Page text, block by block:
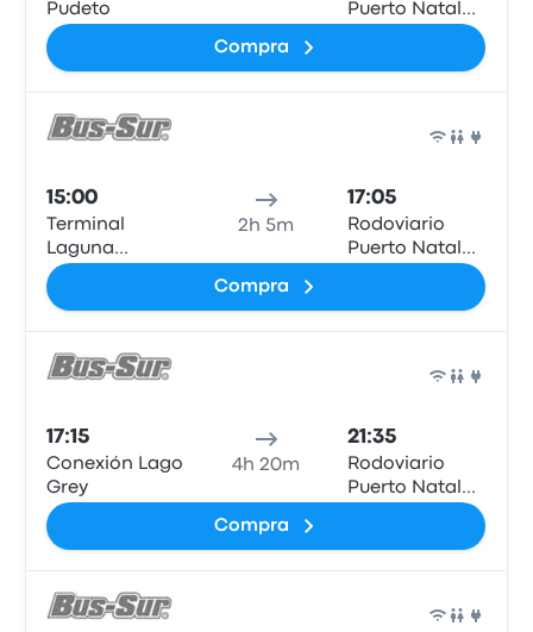
Pudeto
Puerto Natales
Compra
15:00
Terminal
Laguna
Amarga
2h 5m
17:05
Rodoviario
Puerto Natales
Compra
17:15
Conexión Lago
Grey
4h 20m
21:35
Rodoviario
Puerto Natales
Compra